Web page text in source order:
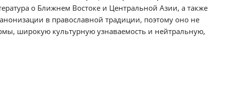
о Ближнем Востоке и Центральной Азии, а также
в православной традиции, поэтому оно не
широкую культурную узнаваемость и нейтральную,